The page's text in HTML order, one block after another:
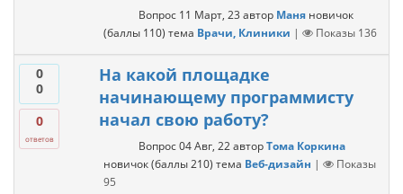
Вопрос 11 Март, 23 автор Маня новичок
(баллы 110) тема Врачи, Клиники | Показы 136
0
0
0
ответов
На какой площадке
начинающему программисту
начал свою работу?
Вопрос 04 Авг, 22 авторТома Коркина
новичок (баллы210) тема Веб-дизайн |
Показы
95